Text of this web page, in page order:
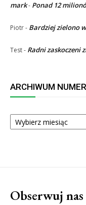
mark- Ponad 12
Piotr- Bardziej zielono
Test- Radni zaskoczeni
ARCHIWUM
ARCHIWUM
NUMERÓW
Obserwuj nas